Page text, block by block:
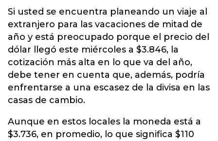
Si usted se encuentra planeando un viaje al
extranjero para las vacaciones de mitad de
año y está preocupado porque el precio del
dólar llegó este miércoles a $3.846, la
cotización más alta en lo que va del año,
debe tener en cuenta que, además, podría
enfrentarse a una escasez de la divisa en las
casas de cambio.
Aunque en estos locales la moneda está a
$3.736, en promedio, lo que significa $110